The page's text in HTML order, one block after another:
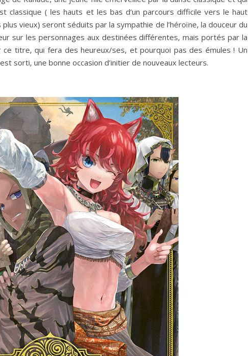
classique ( les hauts et les bas d’un parcours difficile vers le haut
vieux) seront séduits par la sympathie de l’héroïne, la douceur du
sur les personnages aux destinées différentes, mais portés par la
ce titre, qui fera des heureux/ses, et pourquoi pas des émules ! Un
sorti, une bonne occasion d’initier de nouveaux lecteurs.